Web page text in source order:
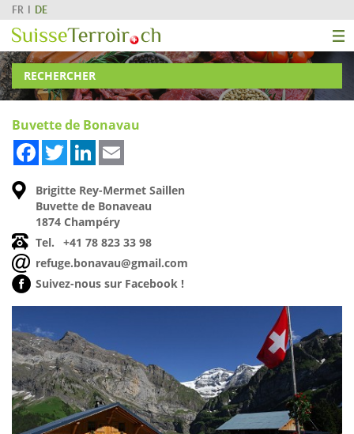
FR DE
RECHERCHER
Buvette de Bonavau
FacebookTwitterLinkedIn
Brigitte Rey-Mermet Saillen
Buvette de Bonaveau
1874 Champéry
Tel.
+41 78 823 33 98
refuge.bonavau@gmail.com
Suivez-nous sur Facebook !